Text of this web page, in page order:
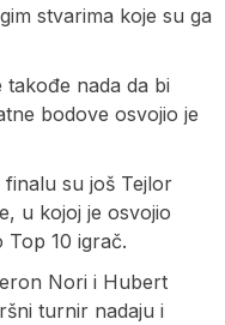
stvarima koje su ga
nada da bi
bodove osvojio je
su još Tejlor
u kojoj je osvojio
Top 10 igrač.
Nori i Hubert
turnir nadaju i